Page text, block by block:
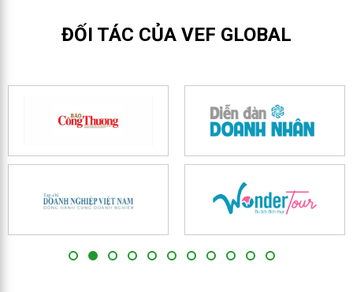
300 triệu dân và tiến sâu vào khu vực gần 2 tỷ dân Nam Á.
ĐỐI TÁC CỦA VEF GLOBAL
1 2 3 4 5 6 7 8 9 10 11